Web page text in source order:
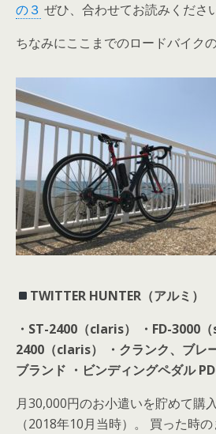
の３ ぜひ、合わせてお読みください
ちなみにここまでのロードバイク
TWITTER HUNTER（アルミ）
・ST-2400（claris）
・FD-3000（
2400（claris）
・クランク、ブレ
ブランド ・ビンディングペダル
月30,000円のお小遣いを貯めて購
（2018年10月当時）。 買った時